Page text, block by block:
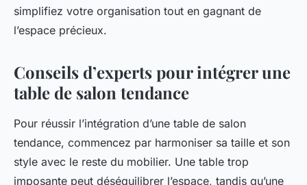
simplifiez votre organisation tout en gagnant de
l’espace précieux.
Conseils d’experts pour intégrer une
table de salon tendance
Pour réussir l’intégration d’une table de salon
tendance, commencez par harmoniser sa taille et son
style avec le reste du mobilier. Une table trop
imposante peut déséquilibrer l’espace, tandis qu’une